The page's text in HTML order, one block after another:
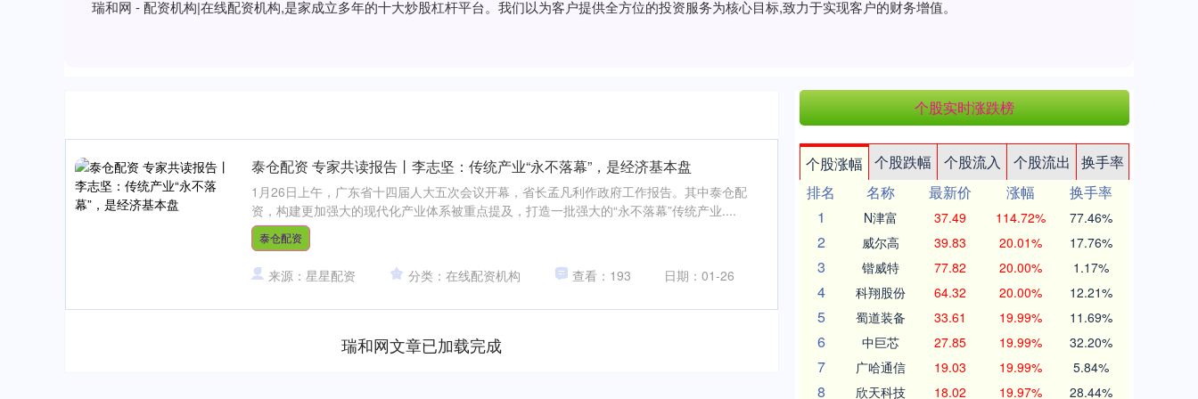
瑞和网 - 配资机构|在线配资机构,是家成立多年的十大炒股杠杆平台。我们以为客户提供全方位的投资服务为核心目标,致力于实现客户的财务增值。
泰仓配资 专家共读报告丨李志坚：传统产业“永不落幕”，是经济基本盘
1月26日上午，广东省十四届人大五次会议开幕，省长孟凡利作政府工作报告。其中泰仓配
资，构建更加强大的现代化产业体系被重点提及，打造一批强大的“永不落幕”传统产业....
泰仓配资
来源：星星配资 分类：在线配资机构 查看：193 日期：01-26
瑞和网文章已加载完成
个股实时涨跌榜
个股涨幅 个股跌幅 个股流入 个股流出
换手率
排名
名称 最新价 涨幅
换手率
1
N津富 37.49 114.72% 77.46%
2 威尔高 39.83 20.01% 17.76%
3 锴威特 77.82 20.00% 1.17%
4 科翔股份 64.32 20.00% 12.21%
5 蜀道装备 33.61 19.99% 11.69%
6 中巨芯 27.85 19.99% 32.20%
7 广哈通信 19.03 19.99% 5.84%
8 欣天科技 18.02 19.97% 28.44%